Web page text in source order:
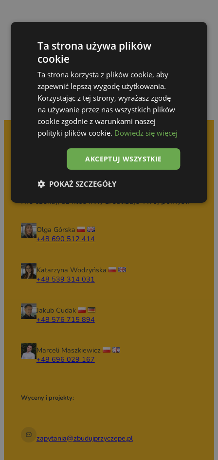
Przejdź do galerii
Umów się na
bezpłatną konsultację
Nie czekaj, aż ktoś inny zrealizuje Twój pomysł!
Olga Górska
+48 690 512 414
Katarzyna Wodzyńska
+48 539 314 031
Jakub Cudak
+48 576 715 894
Marceli Maszkiewicz
+48 696 029 167
Wyceny i projekty:
zapytania@zbudujprzyczepe.pl
Ta strona używa plików
cookie
Ta strona korzysta z plików cookie, aby
zapewnić lepszą wygodę użytkowania.
Korzystając z tej strony, wyrażasz zgodę
na używanie przez nas wszystkich plików
cookie zgodnie z warunkami naszej
polityki plików cookie. Dowiedz się więcej
AKCEPTUJ WSZYSTKIE
POKAŻ SZCZEGÓŁY